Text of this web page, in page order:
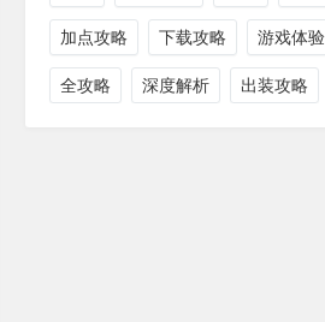
加点攻略 下载攻略 游戏体验
全攻略 深度解析 出装攻略